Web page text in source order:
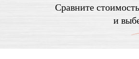
Сравните
и